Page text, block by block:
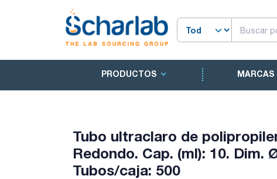
PRODUCTOS MARCAS
Tubo ultraclaro de
Redondo. Cap. (ml): 10. Dim.
Tubos/caja: 500